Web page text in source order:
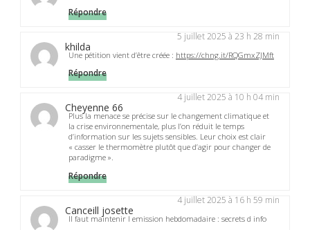
Répondre
khilda
5 juillet 2025 à 23 h 28 min
Une pétition vient d’être créée : https://chng.it/RQGmxZJMft
Répondre
Cheyenne 66
4 juillet 2025 à 10 h 04 min
Plus la menace se précise sur le changement climatique et
la crise environnementale, plus l’on réduit le temps
d’information sur les sujets sensibles. Leur choix est clair
« casser le thermomètre plutôt que d’agir pour changer de
paradigme ».
Répondre
Canceill josette
4 juillet 2025 à 16 h 59 min
Il faut maintenir l emission hebdomadaire : secrets d info